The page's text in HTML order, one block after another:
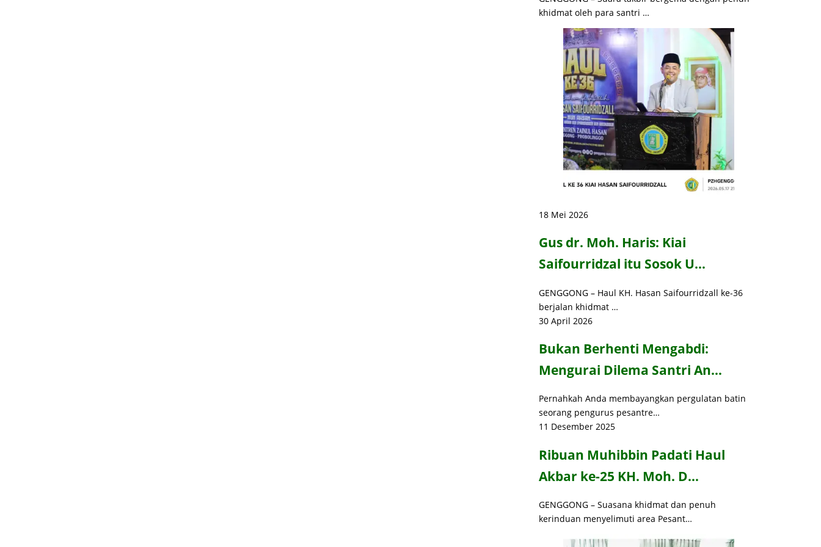
khidmat oleh para santri …
18 Mei 2026
Gus dr. Moh. Haris: Kiai
Saifourridzal itu Sosok U…
GENGGONG – Haul KH. Hasan Saifourridzall ke-36
berjalan khidmat …
30 April 2026
Bukan Berhenti Mengabdi:
Mengurai Dilema Santri An…
Pernahkah Anda membayangkan pergulatan batin
seorang pengurus pesantre…
11 Desember 2025
Ribuan Muhibbin Padati Haul
Akbar ke-25 KH. Moh. D…
GENGGONG – Suasana khidmat dan penuh
kerinduan menyelimuti area Pesant…